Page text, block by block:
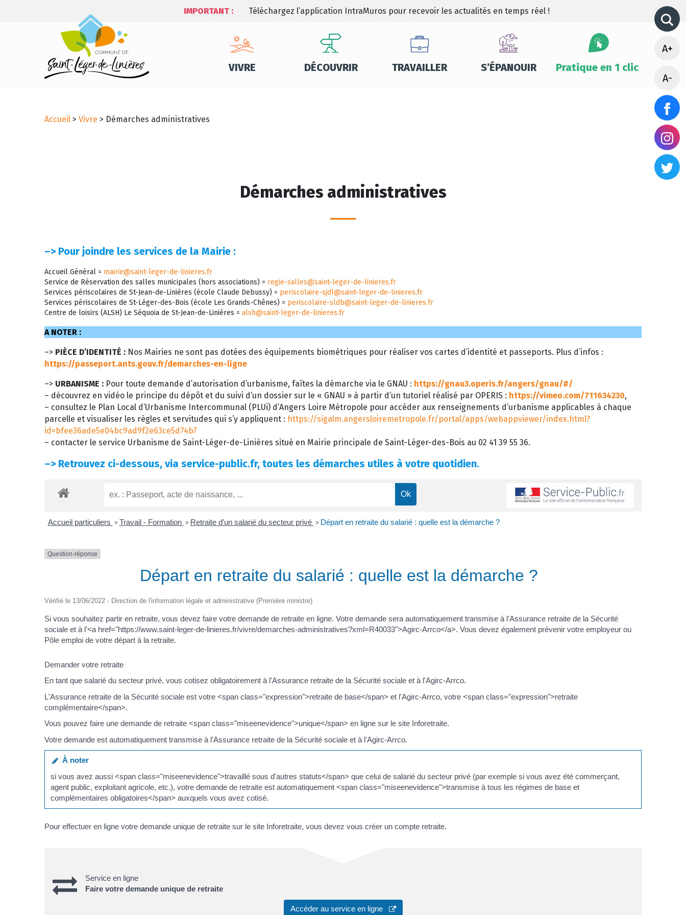
IMPORTANT : Téléchargez l’application IntraMuros pour recevoir les actualités en temps réel !
VIVRE DÉCOUVRIR TRAVAILLER S’ÉPANOUIR Pratique en 1 clic
A+
A-
Accueil > Vivre > Démarches administratives
Démarches administratives
–> Pour joindre les services de la Mairie :
Accueil Général = mairie@saint-leger-de-linieres.fr
Service de Réservation des salles municipales (hors associations) = regie-salles@saint-leger-de-linieres.fr
Services périscolaires de St-Jean-de-Linières (école Claude Debussy) = periscolaire-sjdl@saint-leger-de-linieres.fr
Services périscolaires de St-Léger-des-Bois (école Les Grands-Chênes) = periscolaire-sldb@saint-leger-de-linieres.fr
Centre de loisirs (ALSH) Le Séquoia de St-Jean-de-Linières = alsh@saint-leger-de-linieres.fr
A NOTER :
–> PIÈCE D’IDENTITÉ : Nos Mairies ne sont pas dotées des équipements biométriques pour réaliser vos cartes d’identité et passeports. Plus d’infos :
https://passeport.ants.gouv.fr/demarches-en-ligne
–> URBANISME : Pour toute demande d’autorisation d’urbanisme, faîtes la démarche via le GNAU : https://gnau3.operis.fr/angers/gnau/#/
– découvrez en vidéo le principe du dépôt et du suivi d’un dossier sur le « GNAU » à partir d’un tutoriel réalisé par OPERIS : https://vimeo.com/711634230,
– consultez le Plan Local d’Urbanisme Intercommunal (PLUi) d’Angers Loire Métropole pour accéder aux renseignements d’urbanisme applicables à chaque
parcelle et visualiser les règles et servitudes qui s’y appliquent : https://sigalm.angersloiremetropole.fr/portal/apps/webappviewer/index.html?
id=bfee36ade5e04bc9ad9f2e63ce5d74b7
– contacter le service Urbanisme de Saint-Léger-de-Linières situé en Mairie principale de Saint-Léger-des-Bois au 02 41 39 55 36.
–> Retrouvez ci-dessous, via service-public.fr, toutes les démarches utiles à votre quotidien.
Accueil particuliers > Travail - Formation > Retraite d'un salarié du secteur privé > Départ en retraite du salarié : quelle est la démarche ?
Question-réponse
Départ en retraite du salarié : quelle est la démarche ?
Vérifié le 13/06/2022 - Direction de l'information légale et administrative (Première ministre)
Si vous souhaitez partir en retraite, vous devez faire votre demande de retraite en ligne. Votre demande sera automatiquement transmise à l'Assurance retraite de la Sécurité
sociale et à l'<a href="https://www.saint-leger-de-linieres.fr/vivre/demarches-administratives?xml=R40033">Agirc-Arrco</a>. Vous devez également prévenir votre employeur ou
Pôle emploi de votre départ à la retraite.
Demander votre retraite
En tant que salarié du secteur privé, vous cotisez obligatoirement à l'Assurance retraite de la Sécurité sociale et à l'Agirc-Arrco.
L'Assurance retraite de la Sécurité sociale est votre <span class="expression">retraite de base</span> et l'Agirc-Arrco, votre <span class="expression">retraite
complémentaire</span>.
Vous pouvez faire une demande de retraite <span class="miseenevidence">unique</span> en ligne sur le site Inforetraite.
Votre demande est automatiquement transmise à l'Assurance retraite de la Sécurité sociale et à l'Agirc-Arrco.
À noter
si vous avez aussi <span class="miseenevidence">travaillé sous d'autres statuts</span> que celui de salarié du secteur privé (par exemple si vous avez été commerçant,
agent public, exploitant agricole, etc.), votre demande de retraite est automatiquement <span class="miseenevidence">transmise à tous les régimes de base et
complémentaires obligatoires</span> auxquels vous avez cotisé.
Pour effectuer en ligne votre demande unique de retraite sur le site Inforetraite, vous devez vous créer un compte retraite.
Service en ligne
Faire votre demande unique de retraite
Accéder au service en ligne